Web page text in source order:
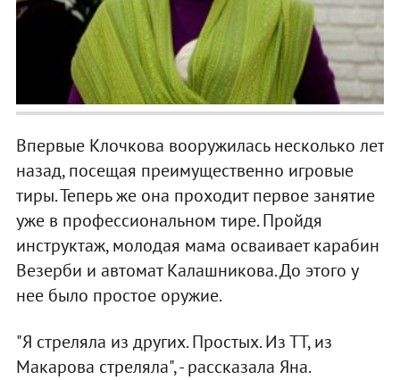
Впервые Клочкова вооружилась несколько лет
назад, посещая преимущественно игровые
тиры. Теперь же она проходит первое занятие
уже в профессиональном тире. Пройдя
инструктаж, молодая мама осваивает карабин
Везерби и автомат Калашникова. До этого у
нее было простое оружие.
"Я стреляла из других. Простых. Из ТТ, из
Макарова стреляла", - рассказала Яна.